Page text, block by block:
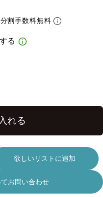
割手数料無料
れる
欲しいリストに追加
お問い合わせ